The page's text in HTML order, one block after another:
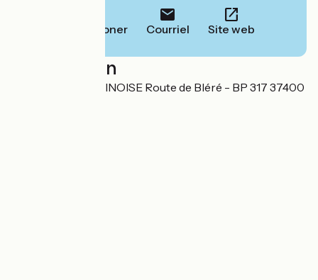
Téléphoner Courriel Site web
Localisation
SARL OMBRE CHINOISE Route de Bléré - BP 317 37400